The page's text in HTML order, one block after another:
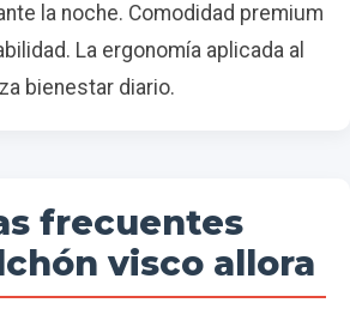
la noche. Comodidad premium
La ergonomía aplicada al
bienestar diario.
frecuentes
visco allora